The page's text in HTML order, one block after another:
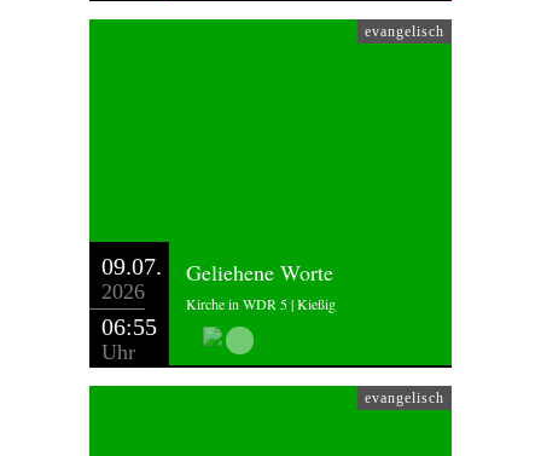
evangelisch
09.07.
2026
06:55
Uhr
Geliehene Worte
Kirche in WDR 5 | Kießig
evangelisch